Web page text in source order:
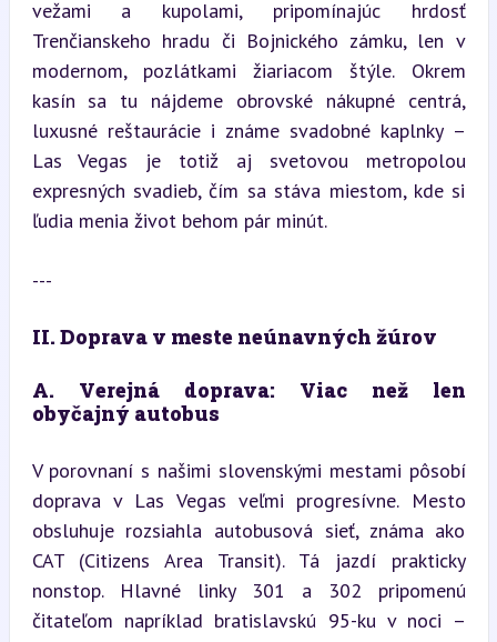
vežami a kupolami, pripomínajúc hrdosť
Trenčianskeho hradu či Bojnického zámku, len v
modernom, pozlátkami žiariacom štýle. Okrem
kasín sa tu nájdeme obrovské nákupné centrá,
luxusné reštaurácie i známe svadobné kaplnky –
Las Vegas je totiž aj svetovou metropolou
expresných svadieb, čím sa stáva miestom, kde si
ľudia menia život behom pár minút.
---
II. Doprava v meste neúnavných žúrov
A. Verejná doprava: Viac než len
obyčajný autobus
V porovnaní s našimi slovenskými mestami pôsobí
doprava v Las Vegas veľmi progresívne. Mesto
obsluhuje rozsiahla autobusová sieť, známa ako
CAT (Citizens Area Transit). Tá jazdí prakticky
nonstop. Hlavné linky 301 a 302 pripomenú
čitateľom napríklad bratislavskú 95-ku v noci –